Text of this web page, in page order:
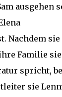
ausgehen
Nachdem sie
Familie sie
spricht,
sie